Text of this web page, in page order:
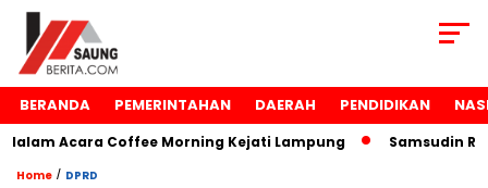
BERANDA PEMERINTAHAN DAERAH PENDIDIKAN
Acara Coffee Morning Kejati Lampung Samsudin Raih
Home / DPRD